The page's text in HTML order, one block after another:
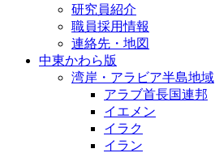
研究員紹介
職員採用情報
連絡先・地図
中東かわら版
湾岸・アラビア半島地域
アラブ首長国連邦
イエメン
イラク
イラン